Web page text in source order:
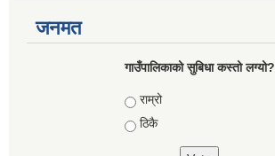
जनमत
गाउँपालिकाको सुबिधा कस्तो लग्यो?
Choices
राम्रो
ठिकै